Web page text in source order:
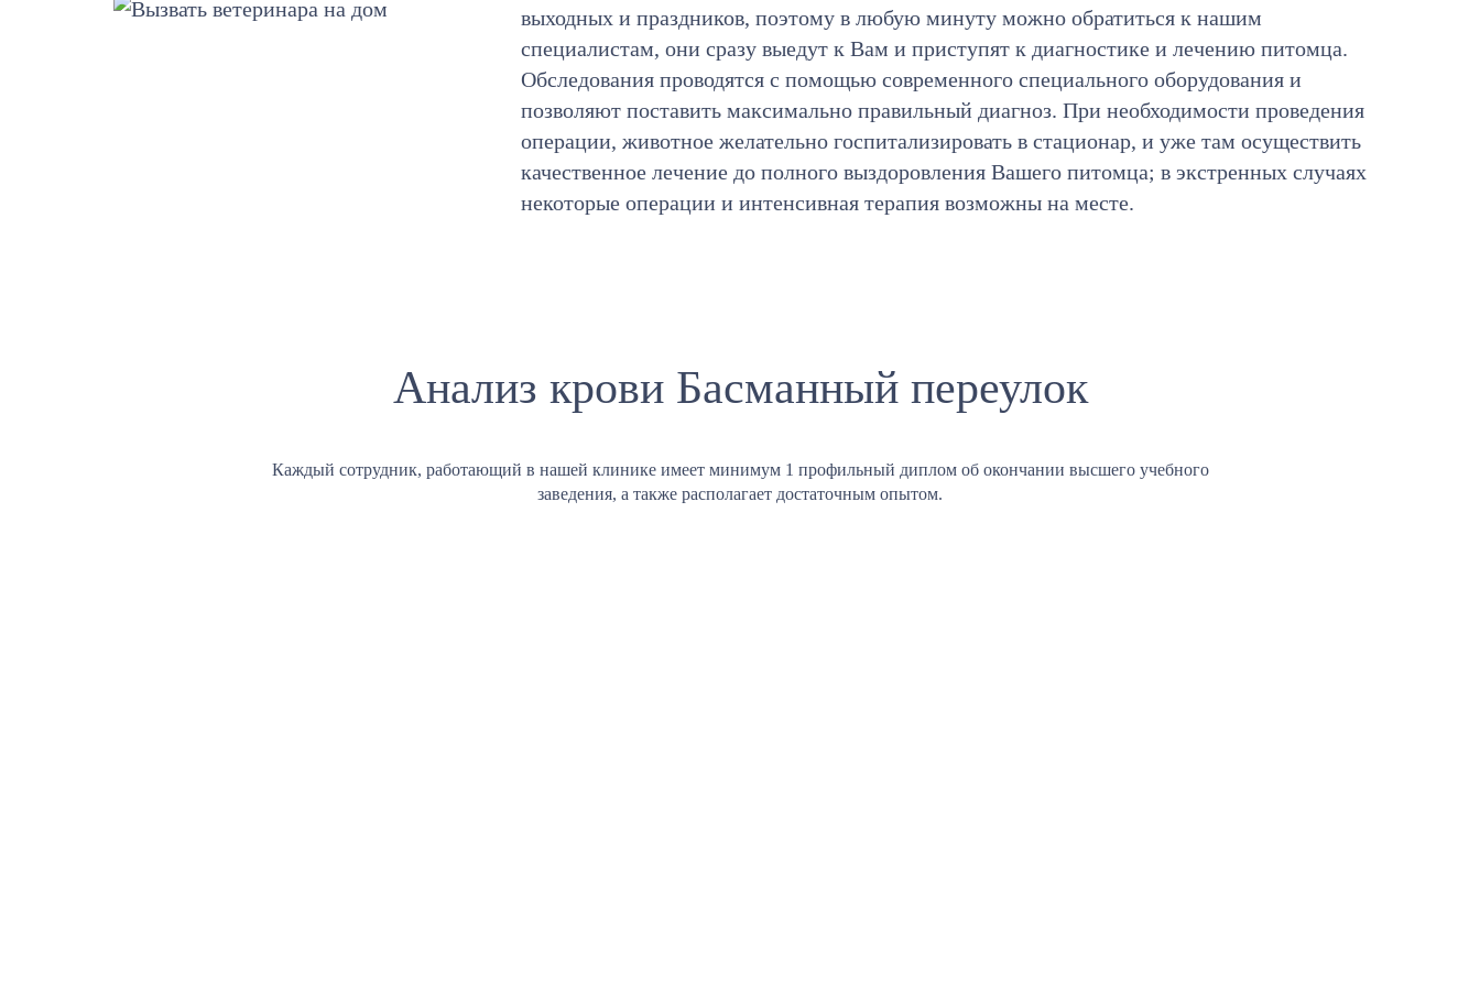
выходных и праздников, поэтому в любую минуту можно обратиться к нашим
специалистам, они сразу выедут к Вам и приступят к диагностике и лечению питомца.
Обследования проводятся с помощью современного специального оборудования и
позволяют поставить максимально правильный диагноз. При необходимости проведения
операции, животное желательно госпитализировать в стационар, и уже там осуществить
качественное лечение до полного выздоровления Вашего питомца; в экстренных случаях
некоторые операции и интенсивная терапия возможны на месте.
Анализ крови Басманный переулок
Каждый сотрудник, работающий в нашей клинике имеет минимум 1 профильный диплом об окончании высшего учебного
заведения, а также располагает достаточным опытом.